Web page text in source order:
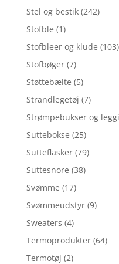
Stel og bestik (242)
Stofble (1)
Stofbleer og klude (103)
Stofbøger (7)
Støttebælte (5)
Strandlegetøj (7)
Strømpebukser og
Suttebokse (25)
Sutteflasker (79)
Suttesnore (38)
Svømme (17)
Svømmeudstyr (9)
Sweaters (4)
Termoprodukter (64)
Termotøj (2)